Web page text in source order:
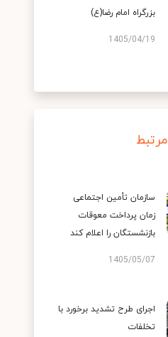
بزرگراه امام رضا(ع)
1405/04/19
مرتبط
سازمان تأمین اجتماعی
زمان پرداخت معوقات
بازنشستگان را اعلام کند
1405/05/07
اجرای طرح تشدید برخورد با
تخلفات